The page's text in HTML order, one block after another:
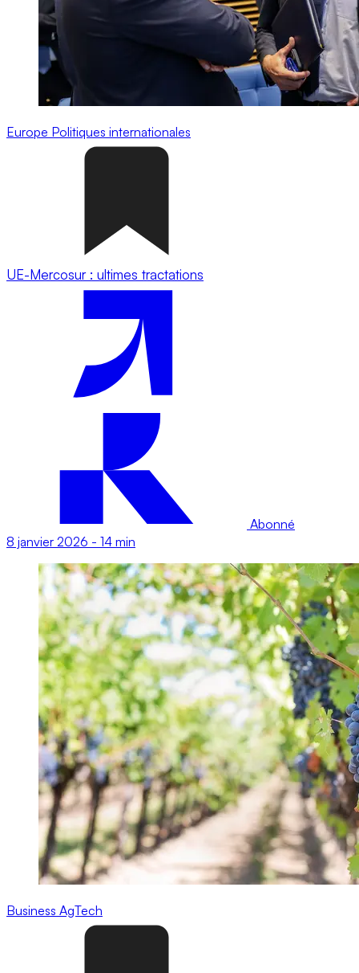
Europe Politiques internationales
UE-Mercosur : ultimes tractations
Abonné
8 janvier 2026 - 14 min
Business AgTech